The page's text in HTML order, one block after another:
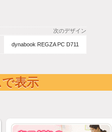
次のデザイン
dynabook REGZA PC D711
表示